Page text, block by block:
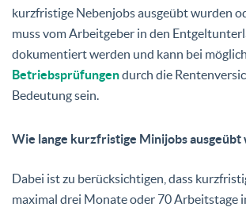
kurzfristige Nebenjobs ausgeübt wurden
muss vom Arbeitgeber in den
dokumentiert werden und kann bei
Betriebsprüfungendurch die
Bedeutung sein.
Wie lange kurzfristige Minijobs
Dabei ist zu berücksichtigen, dass
maximal drei Monate oder 70 Arbeitstage